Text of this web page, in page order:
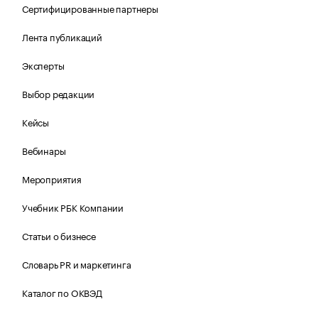
Сертифицированные партнеры
Лента публикаций
Эксперты
Выбор редакции
Кейсы
Вебинары
Мероприятия
Учебник РБК Компании
Статьи о бизнесе
Словарь PR и маркетинга
Каталог по ОКВЭД